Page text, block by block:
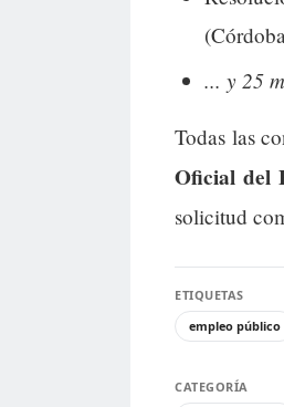
... y 25
Todas las
Oficial del
solicitud
ETIQUETAS
empleo público
CATEGORÍA